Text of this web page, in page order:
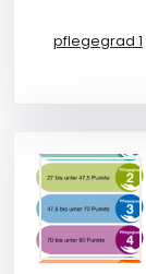
pflegegrad 1